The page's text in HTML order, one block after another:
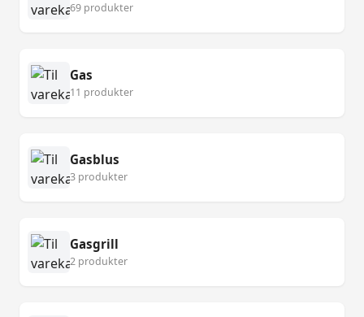
69 produkter
Gas
11 produkter
Gasblus
3 produkter
Gasgrill
2 produkter